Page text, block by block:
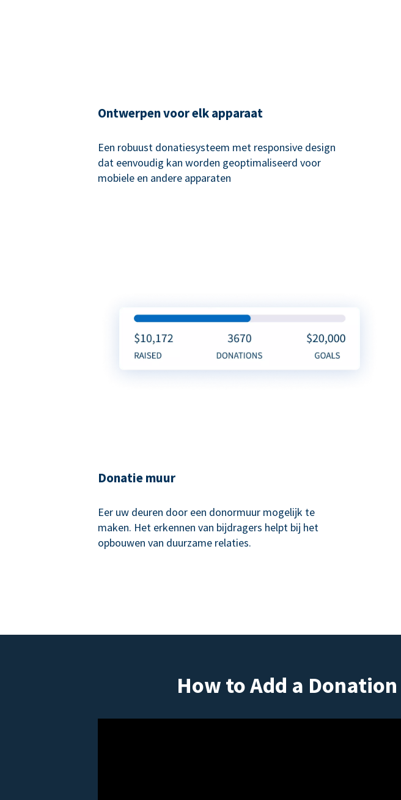
Ontwerpen voor elk apparaat
Een robuust donatiesysteem met responsive design
dat eenvoudig kan worden geoptimaliseerd voor
mobiele en andere apparaten
Donatie muur
Eer uw deuren door een donormuur mogelijk te
maken. Het erkennen van bijdragers helpt bij het
opbouwen van duurzame relaties.
How to Add a